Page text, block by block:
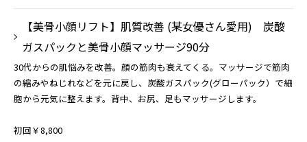
【美骨小顔リフト】肌質改善 (某女優さん愛用) 炭酸
ガスパックと美骨小顔マッサージ90分
30代からの肌悩みを改善。顔の筋肉も衰えてくる。マッサージで筋肉
の縮みやねじれなどを元に戻し、炭酸ガスパック(グローパック）で細
胞から元気に整えます。背中、お尻、足もマッサージします。
初回￥8,800